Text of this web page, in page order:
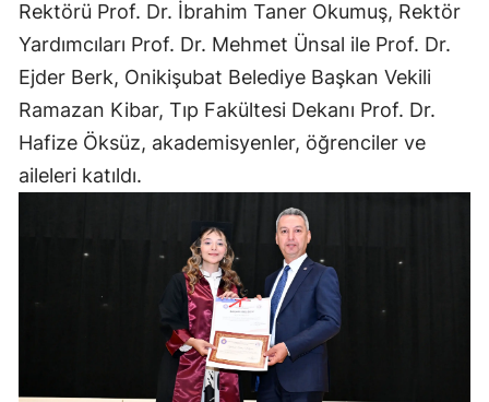
Rektörü Prof. Dr. İbrahim Taner Okumuş, Rektör
Yardımcıları Prof. Dr. Mehmet Ünsal ile Prof. Dr.
Ejder Berk, Onikişubat Belediye Başkan Vekili
Ramazan Kibar, Tıp Fakültesi Dekanı Prof. Dr.
Hafize Öksüz, akademisyenler, öğrenciler ve
aileleri katıldı.